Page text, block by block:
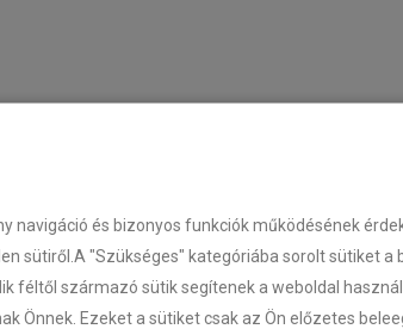
navigáció és bizonyos funkciók működésének
sütiről.A "Szükséges" kategóriába sorolt sütiket
féltől származó sütik segítenek a weboldal
Önnek. Ezeket a sütiket csak az Ön előzetes